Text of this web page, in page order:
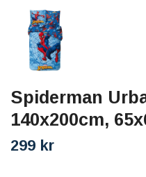
Spiderman
140x200cm,
299 kr